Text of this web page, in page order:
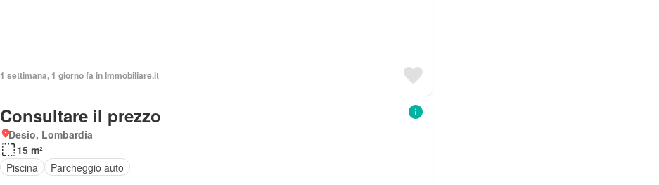
1 settimana, 1 giorno fa in Immobiliare.it
Consultare il prezzo
Desio, Lombardia
15 m²
Piscina
Parcheggio auto